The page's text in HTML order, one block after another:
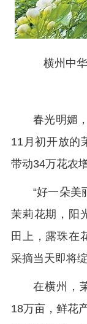
横州中
春光明媚
11月初开放的
带动34万花农
“好一朵美
茉莉花期，阳
田上，露珠在
采摘当天即将
在横州，
18万亩，鲜花